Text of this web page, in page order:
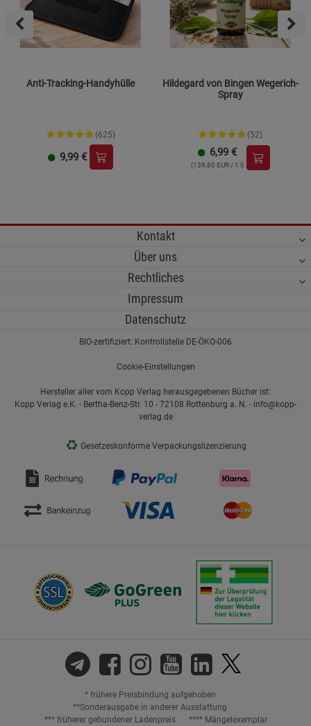
Anti-Tracking-Handyhülle
(625)
9,99 €
Hildegard von Bingen Wegerich-
Spray
(52)
6,99 €
(139,80 EUR / 1 l)
Kontakt
Über uns
Rechtliches
Impressum
Datenschutz
BIO-zertifiziert: Kontrollstelle DE-ÖKO-006
Cookie-Einstellungen
Hersteller aller vom Kopp Verlag herausgegebenen Bücher ist:
Kopp Verlag e.K. - Bertha-Benz-Str. 10 - 72108 Rottenburg a. N. - info@kopp-
verlag.de
♻ Gesetzeskonforme Verpackungslizenzierung
* frühere Preisbindung aufgehoben
**Sonderausgabe in anderer Ausstattung
*** früherer gebundener Ladenpreis
**** Mängelexemplar